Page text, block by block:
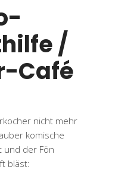
/
Café
nicht mehr
komische
und der Fön
bläst: